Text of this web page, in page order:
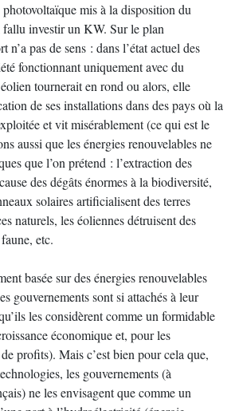
mis à la disposition du
fallu investir un KW. Sur le plan
n’a pas de sens : dans l’état actuel des
fonctionnant uniquement avec du
tournerait en rond ou alors, elle
de ses installations dans des pays où la
et vit misérablement (ce qui est le
aussi que les énergies renouvelables ne
que l’on prétend : l’extraction des
des dégâts énormes à la biodiversité,
solaires artificialisent des terres
naturels, les éoliennes détruisent des
etc.
basée sur des énergies renouvelables
gouvernements sont si attachés à leur
les considèrent comme un formidable
économique et, pour les
profits). Mais c’est bien pour cela que,
les gouvernements (à
ne les envisagent que comme un